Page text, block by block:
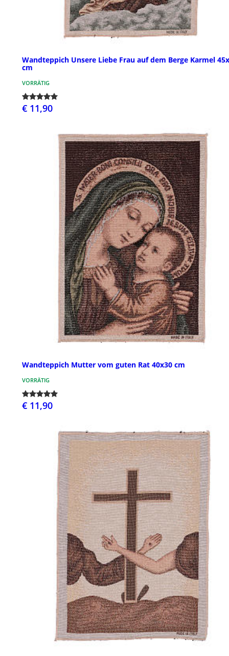
Wandteppich Unsere Liebe Frau auf dem Berge Karmel
cm
VORRÄTIG
€ 11,90
Wandteppich Mutter vom guten Rat 40x30 cm
VORRÄTIG
€ 11,90